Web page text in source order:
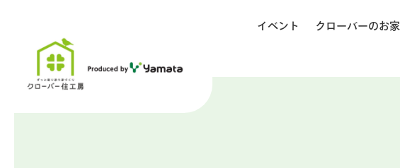
イベント クローバーのお家